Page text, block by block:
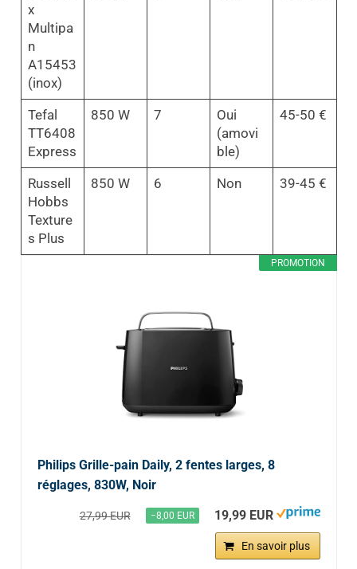
x
Multipa
n
A15453
(inox)
Tefal
TT6408
Express
850 W 7
Oui
(amovi
ble)
45-50 €
Russell
Hobbs
Texture
s Plus
850 W 6 Non 39-45 €
PROMOTION
Philips Grille-pain Daily, 2 fentes larges, 8
réglages, 830W, Noir
27,99 EUR −8,00 EUR 19,99 EUR
En savoir plus